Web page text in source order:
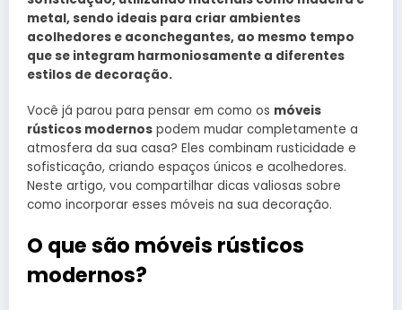
metal, sendo ideais para criar ambientes
acolhedores e aconchegantes, ao mesmo tempo
que se integram harmoniosamente a diferentes
estilos de decoração.
Você já parou para pensar em como os móveis
rústicos modernos podem mudar completamente a
atmosfera da sua casa? Eles combinam rusticidade e
sofisticação, criando espaços únicos e acolhedores.
Neste artigo, vou compartilhar dicas valiosas sobre
como incorporar esses móveis na sua decoração.
O que são móveis rústicos
modernos?